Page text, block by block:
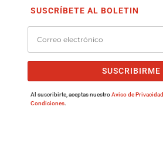
SUSCRÍBETE AL BOLETIN
SUSCRIBIRME
Al suscribirte, aceptas nuestroAviso de Privacidad
Condiciones.